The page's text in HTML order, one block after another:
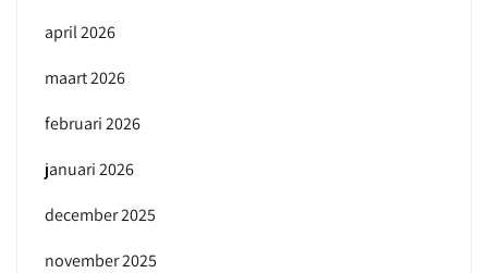
april 2026
maart 2026
februari 2026
januari 2026
december 2025
november 2025